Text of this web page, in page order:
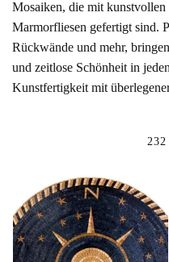
:
Mosaiken, die mit kunstvollen
Marmorfliesen gefertigt sind.
Rückwände und mehr,
und zeitlose Schönheit in
Kunstfertigkeit mit
232